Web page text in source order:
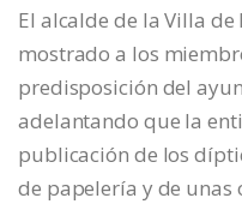
El alcalde de la Villa de
mostrado a los
predisposición del
adelantando que la
publicación de los
de papelería y de unas